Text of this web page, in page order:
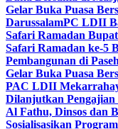
Gelar Buka Puasa
DarussalamPC LDII
Safari Ramadan
Safari Ramadan ke-5
Pembangunan di Paseh
Gelar Buka Puasa
PAC LDII
Dilanjutkan
Al Fathu, Dinsos dan
Sosialisasikan Program